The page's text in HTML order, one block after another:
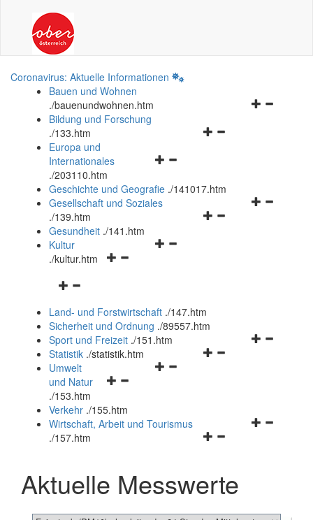
Coronavirus: Aktuelle Informationen
Bauen und Wohnen
./bauenundwohnen.htm
Navigationsmenü
Bildung und Forschung
./133.htm
Navigationsmenü
und
schließen
Europa und
Internationales
./203110.htm
Geschichte und Geografie ./141017.htm
Navigationsmenü
Gesellschaft und Soziales
./139.htm
Navigationsmenü
Gesundheit ./141.htm
Navigationsmenü
Kultur
./kultur.htm
Navigationsmenü
und
schließen
Land- und Forstwirtschaft ./147.htm
Sicherheit und Ordnung ./89557.htm
Navigationsmenü
Sport und Freizeit ./151.htm
Navigationsmenü
Statistik ./statistik.htm
Navigationsmenü
und
schließen
Umwelt
und Natur
./153.htm
Verkehr ./155.htm
Navigationsmenü
schließen
Wirtschaft, Arbeit und Tourismus
./157.htm
Aktuelle Messwerte